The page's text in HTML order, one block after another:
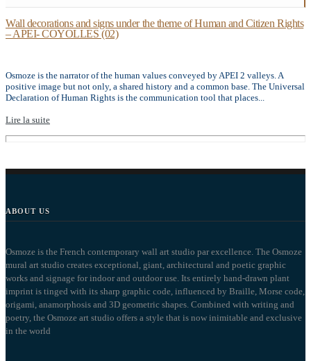
Wall decorations and signs under the theme of Human and Citizen Rights
– APEI- COYOLLES (02)
Osmoze is the narrator of the human values conveyed by APEI 2 valleys. A
positive image but not only, a shared history and a common base. The Universal
Declaration of Human Rights is the communication tool that places...
Lire la suite
ABOUT US
Osmoze is the French contemporary wall art studio par excellence. The Osmoze
mural art studio creates exceptional, giant, architectural and poetic graphic
works and signage for indoor and outdoor use. Its entirely hand-drawn plant
imprint is tinged with its sharp graphic code, influenced by Braille, Morse code,
origami, anamorphosis and 3D geometric shapes. Combined with writing and
poetry, the Osmoze art studio offers a style that is now inimitable and exclusive
in the world